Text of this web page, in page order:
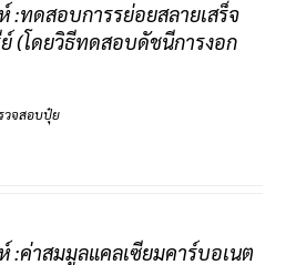
:ทดสอบการรย่อยสลายเสร็จ
(โดยวิธีทดสอบดัชนีการงอก
วจสอบปุ๋ย
:ค่าสมมูลแคลเซียมคาร์บอเนต